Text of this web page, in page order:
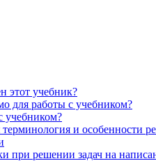
этот учебник?
для работы с учебником?
учебником?
и особенности
при решении задач на